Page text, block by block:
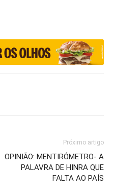
Próximo artigo
OPINIÃO: MENTIRÓMETRO- A
PALAVRA DE HINRA QUE
FALTA AO PAÍS